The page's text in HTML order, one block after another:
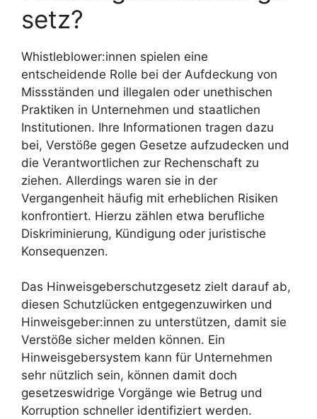
setz?
Whistleblower:innen spielen eine
entscheidende Rolle bei der Aufdeckung von
Missständen und illegalen oder unethischen
Praktiken in Unternehmen und staatlichen
Institutionen. Ihre Informationen tragen dazu
bei, Verstöße gegen Gesetze aufzudecken und
die Verantwortlichen zur Rechenschaft zu
ziehen. Allerdings waren sie in der
Vergangenheit häufig mit erheblichen Risiken
konfrontiert. Hierzu zählen etwa berufliche
Diskriminierung, Kündigung oder juristische
Konsequenzen.
Das Hinweisgeberschutzgesetz zielt darauf ab,
diesen Schutzlücken entgegenzuwirken und
Hinweisgeber:innen zu unterstützen, damit sie
Verstöße sicher melden können. Ein
Hinweisgebersystem kann für Unternehmen
sehr nützlich sein, können damit doch
gesetzeswidrige Vorgänge wie Betrug und
Korruption schneller identifiziert werden.